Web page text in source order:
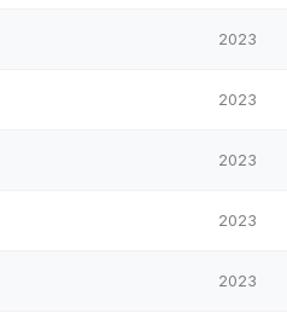
2023
2023
2023
2023
2023